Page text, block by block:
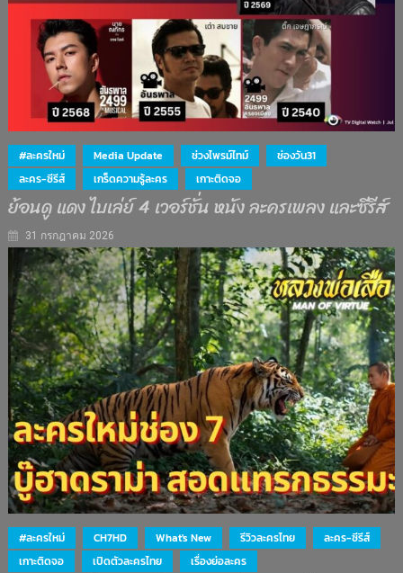
#ละครใหม่ Media Update ช่วงไพรม์ไทม์
ช่องวัน31
ละคร-ซีรีส์
เกร็ดความรู้ละคร เกาะติดจอ
ย้อนดู แดง ไบเล่ย์ 4 เวอร์ชั่น หนัง ละครเพลง และซีรีส์
31 กรกฎาคม 2026
#ละครใหม่ CH7HD What's New รีวิวละครไทย
ละคร-ซีรีส์
เกาะติดจอ
เปิดตัวละครไทย เรื่องย่อละคร